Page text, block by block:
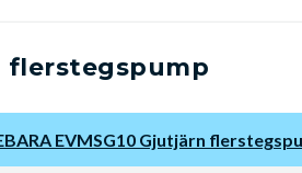
flerstegspump
EVMSG10 Gjutjärn